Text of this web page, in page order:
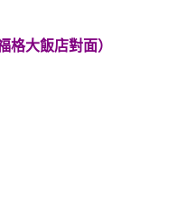
格大飯店對面）